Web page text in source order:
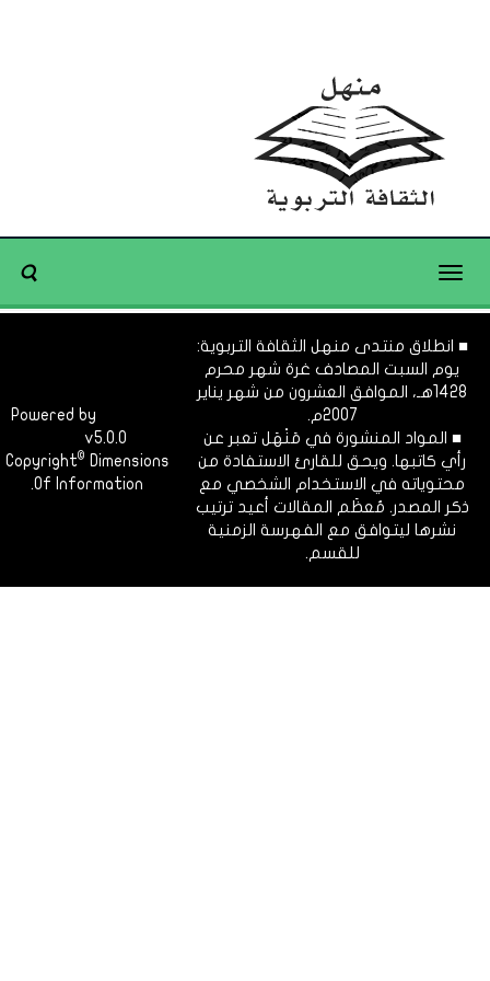
Toggle
■ انطلاق منتدى منهل الثقافة التربوية:
يوم السبت المصادف غرة شهر محرم
1428هـ، الموافق العشرون من شهر يناير
2007م.
■ المواد المنشورة في مَنْهَل تعبر عن
رأي كاتبها. ويحق للقارئ الاستفادة من
محتوياته في الاستخدام الشخصي مع
ذكر المصدر. مُعظَم المقالات أعيد ترتيب
نشرها ليتوافق مع الفهرسة الزمنية
للقسم.
Powered by
v5.0.0
Copyright©
Dimensions
Of Information.